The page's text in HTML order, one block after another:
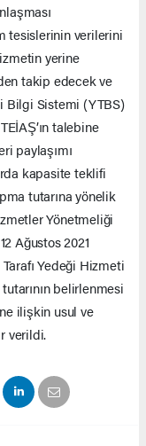
tesislerinin verilerini
yerine
takip edecek ve
Bilgi Sistemi (YTBS)
talebine
paylaşımı
kapasite teklifi
tutarına yönelik
Yönetmeliği
Ağustos 2021
Yedeği Hizmeti
belirlenmesi
ilişkin usul ve
verildi.